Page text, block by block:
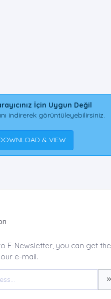
İçin Uygun Değil
indirerek görüntüleyebilirsiniz.
& VIEW
E-Newsletter, you can get the
e-mail.